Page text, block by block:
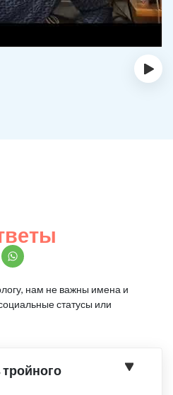
›
нам не важны имена и
статусы или